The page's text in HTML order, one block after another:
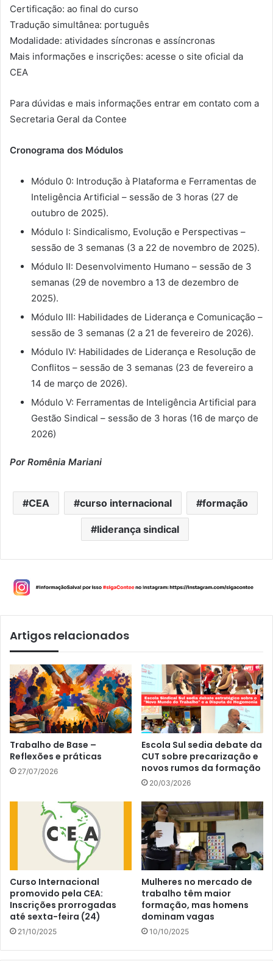
Certificação: ao final do curso
Tradução simultânea: português
Modalidade: atividades síncronas e assíncronas
Mais informações e inscrições: acesse o site oficial da
CEA
Para dúvidas e mais informações entrar em contato com a
Secretaria Geral da Contee
Cronograma dos Módulos
Módulo 0: Introdução à Plataforma e Ferramentas de
Inteligência Artificial – sessão de 3 horas (27 de
outubro de 2025).
Módulo I: Sindicalismo, Evolução e Perspectivas –
sessão de 3 semanas (3 a 22 de novembro de 2025).
Módulo II: Desenvolvimento Humano – sessão de 3
semanas (29 de novembro a 13 de dezembro de
2025).
Módulo III: Habilidades de Liderança e Comunicação –
sessão de 3 semanas (2 a 21 de fevereiro de 2026).
Módulo IV: Habilidades de Liderança e Resolução de
Conflitos – sessão de 3 semanas (23 de fevereiro a
14 de março de 2026).
Módulo V: Ferramentas de Inteligência Artificial para
Gestão Sindical – sessão de 3 horas (16 de março de
2026)
Por Romênia Mariani
CEA curso internacional formação
liderança sindical
Artigos relacionados
Trabalho de Base –
Reflexões e práticas
27/07/2026
Escola Sul sedia debate da
CUT sobre precarização e
novos rumos da formação
20/03/2026
Curso Internacional
promovido pela CEA:
Inscrições prorrogadas
até sexta-feira (24)
21/10/2025
Mulheres no mercado de
trabalho têm maior
formação, mas homens
dominam vagas
10/10/2025